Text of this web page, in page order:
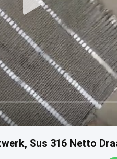
Sus 316 Netto